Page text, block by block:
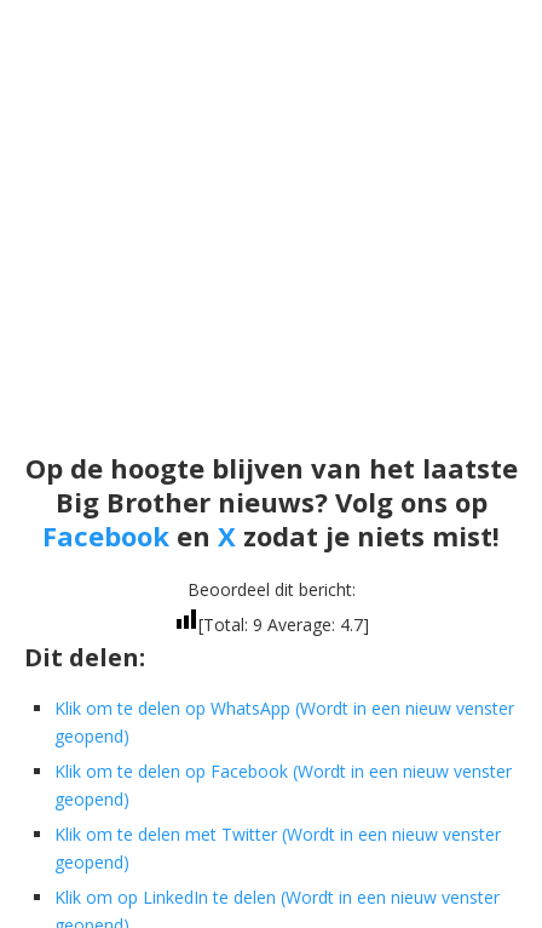
Op de hoogte blijven van het laatste
Big Brother nieuws? Volg ons op
Facebook en X zodat je niets mist!
Beoordeel dit bericht:
[Total: 9 Average: 4.7]
Dit delen:
Klik om te delen op WhatsApp (Wordt in een nieuw venster
geopend)
Klik om te delen op Facebook (Wordt in een nieuw venster
geopend)
Klik om te delen met Twitter (Wordt in een nieuw venster
geopend)
Klik om op LinkedIn te delen (Wordt in een nieuw venster